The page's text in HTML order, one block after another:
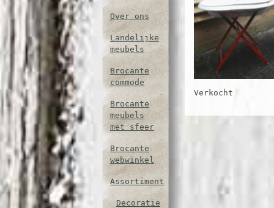
Over ons
Landelijke
meubels
Brocante
commode
Brocante
meubels
met sfeer
Brocante
webwinkel
Assortiment
Decoratie
Verkocht